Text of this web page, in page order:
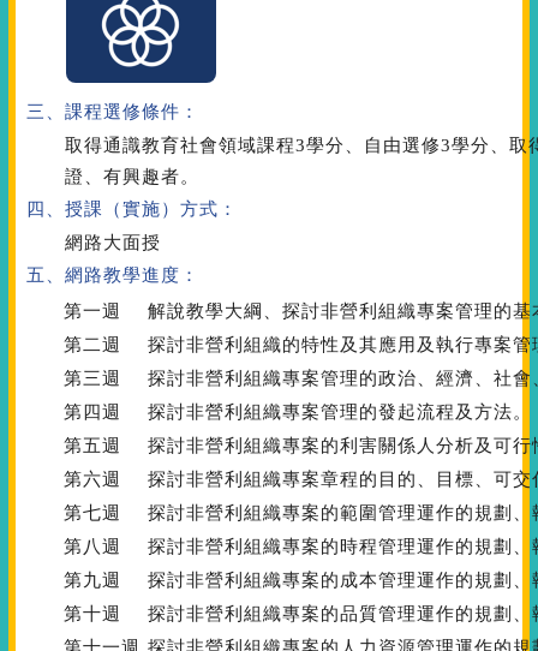
三、課程選修條件：
取得通識教育社會領域課程3學分、自由選修3學分、
證、有興趣者。
四、授課（實施）方式：
網路大面授
五、網路教學進度：
第一週
解說教學大綱、探討非營利組織專案管理的基
第二週
探討非營利組織的特性及其應用及執行專案管
第三週
探討非營利組織專案管理的政治、經濟、社
第四週
探討非營利組織專案管理的發起流程及方法。
第五週
探討非營利組織專案的利害關係人分析及可行
第六週
探討非營利組織專案章程的目的、目標、可
第七週
探討非營利組織專案的範圍管理運作的規劃、
第八週
探討非營利組織專案的時程管理運作的規劃、
第九週
探討非營利組織專案的成本管理運作的規劃、
第十週
探討非營利組織專案的品質管理運作的規劃、